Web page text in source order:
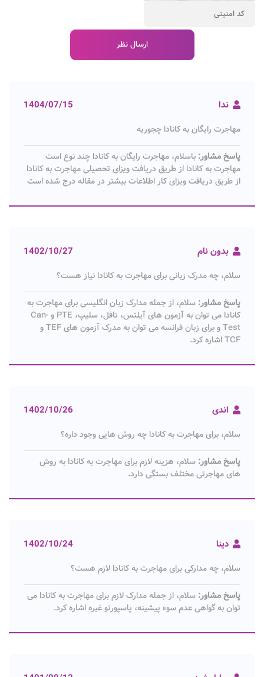
ندا 1404/07/15
مهاجرت رایگان به کانادا چجوریه
پاسخ مشاور: باسلام، مهاجرت رایگان به کانادا چند نوع است
مهاجرت به کانادا از طریق دریافت ویزای تحصیلی مهاجرت به کانادا
از طریق دریافت ویزای کار اطلاعات بیشتر در مقاله درج شده است
بدون نام 1402/10/27
سلام، چه مدرک زبانی برای مهاجرت به کانادا نیاز هست؟
پاسخ مشاور: سلام، از جمله مدارک زبان انگلیسی برای مهاجرت به
کانادا می توان به آزمون های آیلتس، تافل، سلیپ، PTE و Can-
Test و برای زبان فرانسه می توان به مدرک آزمون های TEF و
TCF اشاره کرد.
اندی 1402/10/26
سلام، برای مهاجرت به کانادا چه روش هایی وجود داره؟
پاسخ مشاور: سلام، هزینه لازم برای مهاجرت به کانادا به روش
های مهاجرتی مختلف بستگی دارد.
دینا 1402/10/24
سلام، چه مدارکی برای مهاجرت به کانادا لازم هست؟
پاسخ مشاور: سلام، از جمله مدارک لازم برای مهاجرت به کانادا می
توان به گواهی عدم سوء پیشینه، پاسپورتو غیره اشاره کرد.